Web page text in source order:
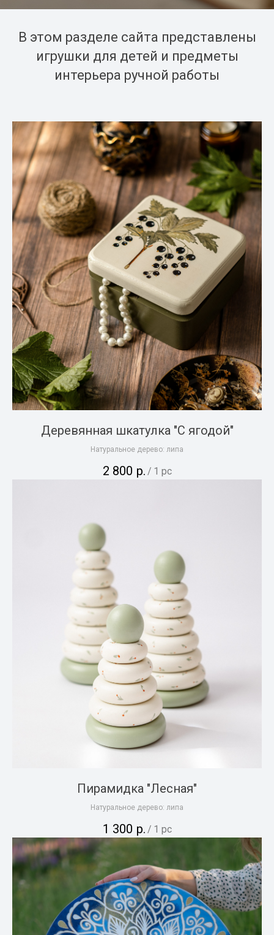
В этом разделе сайта представлены
игрушки для детей и предметы
интерьера ручной работы
Деревянная шкатулка "С ягодой"
Натуральное дерево: липа
2 800 р. / 1 pc
Пирамидка "Лесная"
Натуральное дерево: липа
1 300 р. / 1 pc